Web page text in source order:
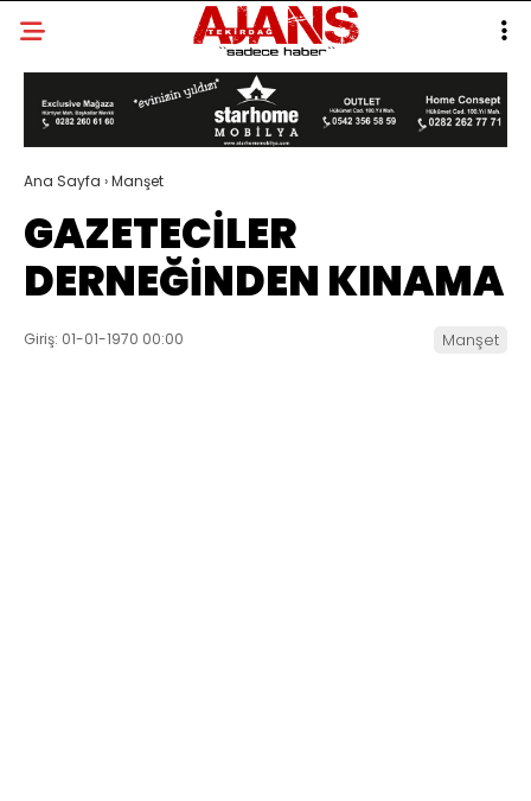
Ana Sayfa ›Manşet
GAZETECİLER
DERNEĞİNDEN KINAMA
Giriş: 01-01-1970 00:00 Manşet